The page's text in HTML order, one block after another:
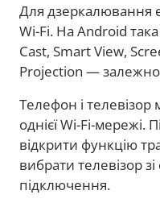
Для дзеркалювання
Wi-Fi. На Android
Cast, Smart View,
Projection —
Телефон і
однієї Wi-Fi-мережі.
відкрити функцію
вибрати телевізор
підключення.